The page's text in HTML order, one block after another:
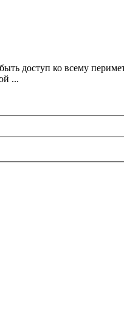
доступ ко всему
...